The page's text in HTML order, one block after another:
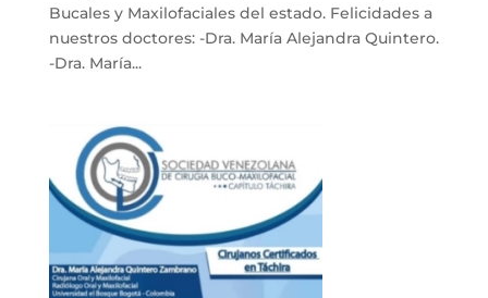
Bucales y Maxilofaciales del estado. Felicidades a
nuestros doctores: -Dra. María Alejandra Quintero.
-Dra. María...